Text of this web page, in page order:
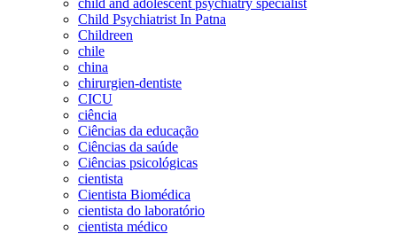
Child Psychiatrist In Patna
Childreen
chile
china
chirurgien-dentiste
CICU
ciência
Ciências da educação
Ciências da saúde
Ciências psicológicas
cientista
Cientista Biomédica
cientista do laboratório
cientista médico